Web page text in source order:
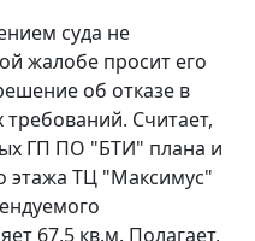
суда не
жалобе просит его
об отказе в
Считает,
ГП ПО "БТИ" плана и
этажа ТЦ "Максимус"
67,5 кв.м. Полагает,